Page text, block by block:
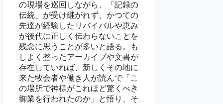
の現場を巡回しながら、「記録の
伝統」が受け継がれず、かつての
先達が経験したリバイバルや恵み
が後代に正しく伝わらないことを
残念に思うことが多いと語る。も
しよく整ったアーカイブや文書が
存在していれば、新しくその地に
来た牧会者や働き人が読んで「こ
の場所で神様がこれほど驚くべき
御業を行われたのか」と悟り、そ